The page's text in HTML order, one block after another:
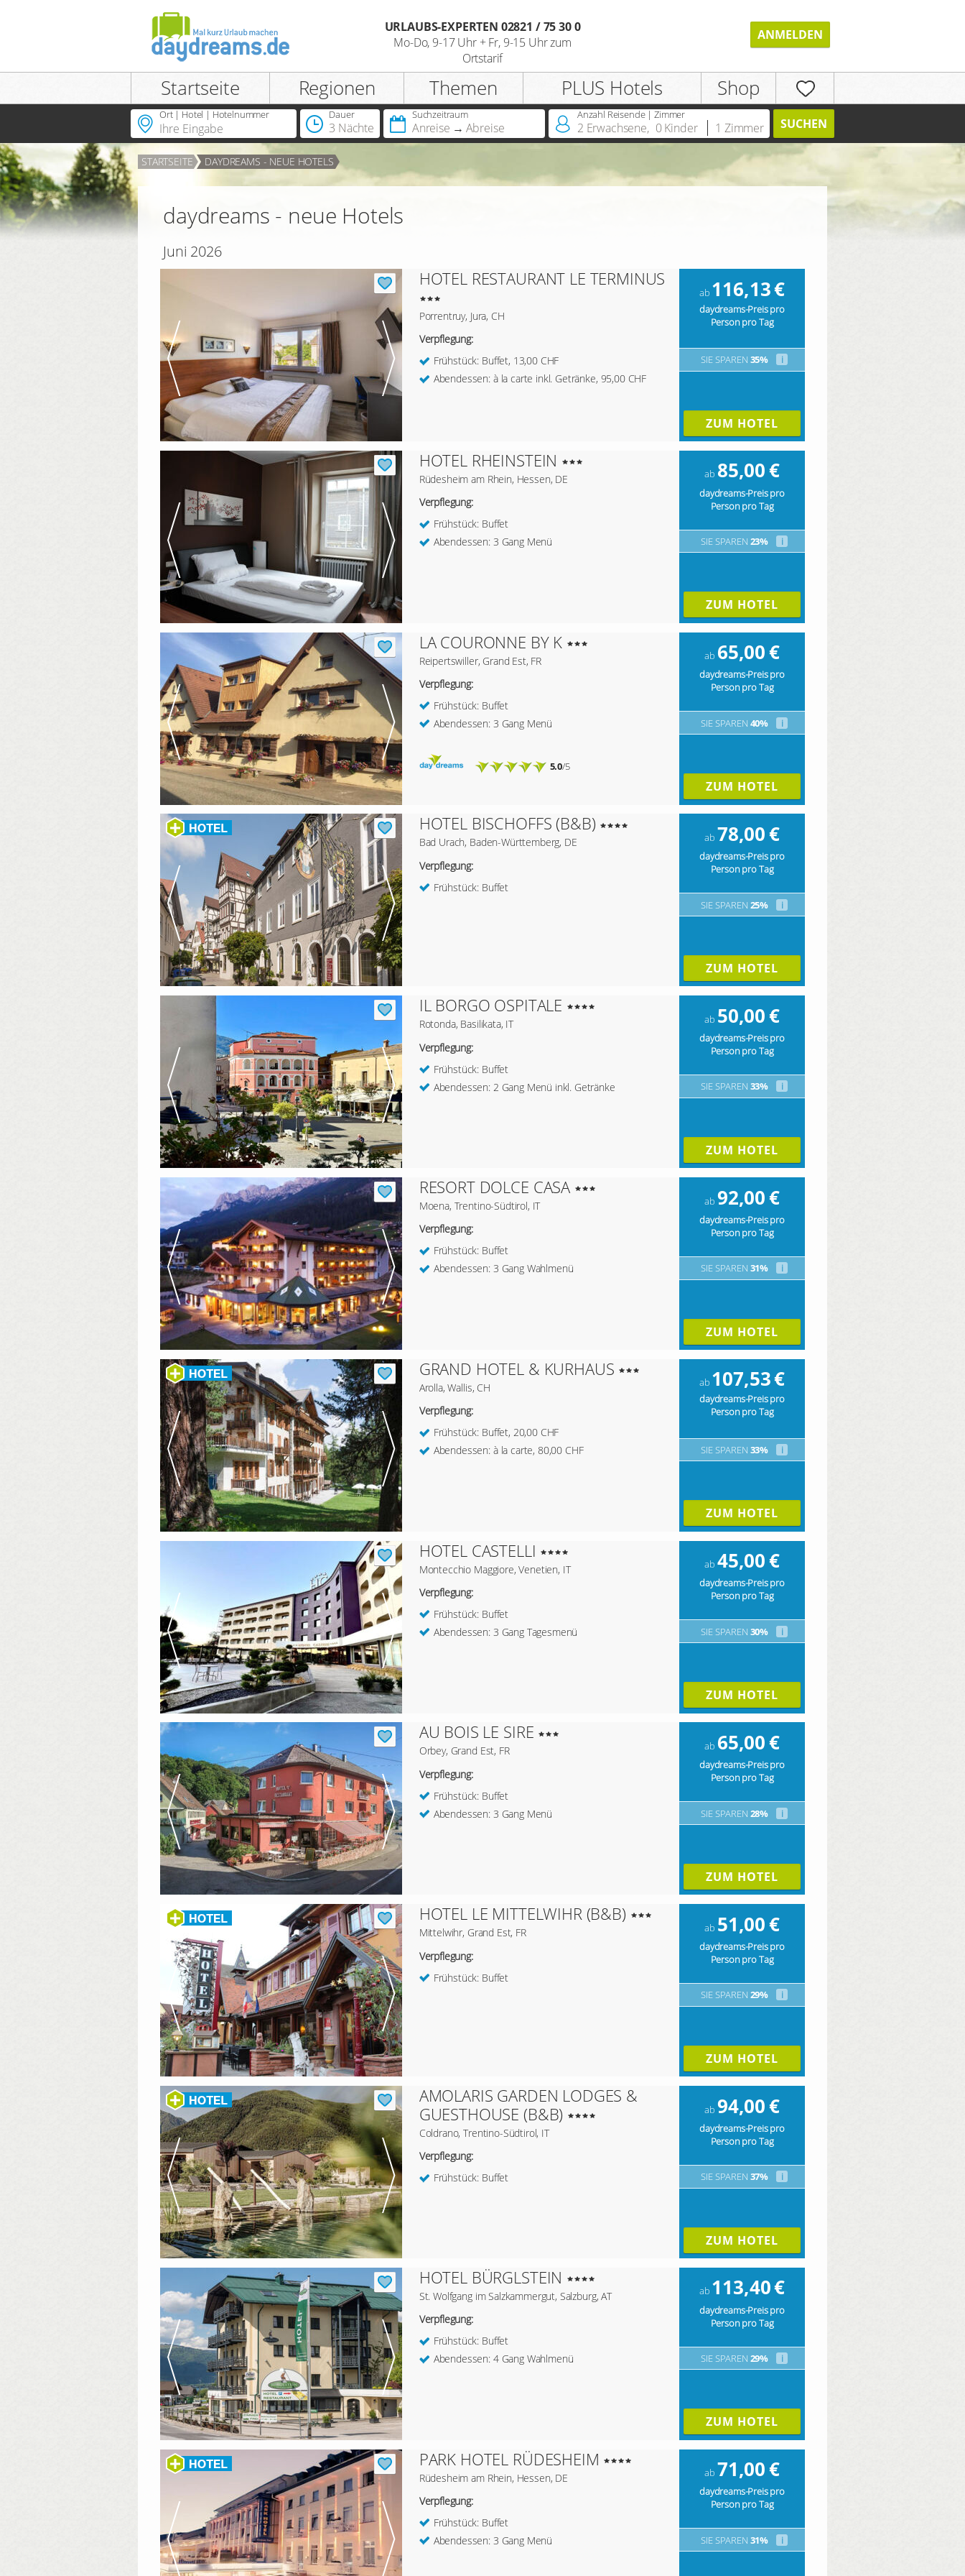
Einloggen
ANMELDEN
Passwort vergessen?
Registrieren
Jahreskarte?
Sie besitzen bereits einen
URLAUBS-EXPERTEN 02821 / 75 30 0
Mo-Do, 9-17 Uhr + Fr, 9-15 Uhr zum
Ortstarif
ANMELDEN
Startseite Regionen Themen PLUS Hotels Shop
Ort | Hotel | Hotelnummer Dauer
3 Nächte
Suchzeitraum
Anreise Abreise
Anzahl Reisende | Zimmer
2 Erwachsene, 0 Kinder 1 Zimmer SUCHEN
STARTSEITE DAYDREAMS - NEUE HOTELS
daydreams - neue Hotels
Juni 2026
HOTEL RESTAURANT LE TERMINUS
Porrentruy, Jura, CH
Verpflegung:
Frühstück: Buffet, 13,00 CHF
Abendessen: à la carte inkl. Getränke, 95,00 CHF
ab 116,13€
daydreams-Preis pro
Person pro Tag
SIE SPAREN 35% i
ZUM HOTEL
HOTEL RHEINSTEIN
Rüdesheim am Rhein, Hessen, DE
Verpflegung:
Frühstück: Buffet
Abendessen: 3 Gang Menü
ab 85,00€
daydreams-Preis pro
Person pro Tag
SIE SPAREN 23% i
ZUM HOTEL
LA COURONNE BY K
Reipertswiller, Grand Est, FR
Verpflegung:
Frühstück: Buffet
Abendessen: 3 Gang Menü
5.0/5
ab 65,00€
daydreams-Preis pro
Person pro Tag
SIE SPAREN 40% i
ZUM HOTEL
HOTEL BISCHOFFS (B&B)
Bad Urach, Baden-Württemberg, DE
Verpflegung:
Frühstück: Buffet
ab 78,00€
daydreams-Preis pro
Person pro Tag
SIE SPAREN 25% i
ZUM HOTEL
IL BORGO OSPITALE
Rotonda, Basilikata, IT
Verpflegung:
Frühstück: Buffet
Abendessen: 2 Gang Menü inkl. Getränke
ab 50,00€
daydreams-Preis pro
Person pro Tag
SIE SPAREN 33% i
ZUM HOTEL
RESORT DOLCE CASA
Moena, Trentino-Südtirol, IT
Verpflegung:
Frühstück: Buffet
Abendessen: 3 Gang Wahlmenü
ab 92,00€
daydreams-Preis pro
Person pro Tag
SIE SPAREN 31% i
ZUM HOTEL
GRAND HOTEL & KURHAUS
Arolla, Wallis, CH
Verpflegung:
Frühstück: Buffet, 20,00 CHF
Abendessen: à la carte, 80,00 CHF
ab 107,53€
daydreams-Preis pro
Person pro Tag
SIE SPAREN 33% i
ZUM HOTEL
HOTEL CASTELLI
Montecchio Maggiore, Venetien, IT
Verpflegung:
Frühstück: Buffet
Abendessen: 3 Gang Tagesmenü
ab 45,00€
daydreams-Preis pro
Person pro Tag
SIE SPAREN 30% i
ZUM HOTEL
AU BOIS LE SIRE
Orbey, Grand Est, FR
Verpflegung:
Frühstück: Buffet
Abendessen: 3 Gang Menü
ab 65,00€
daydreams-Preis pro
Person pro Tag
SIE SPAREN 28% i
ZUM HOTEL
HOTEL LE MITTELWIHR (B&B)
Mittelwihr, Grand Est, FR
Verpflegung:
Frühstück: Buffet
ab 51,00€
daydreams-Preis pro
Person pro Tag
SIE SPAREN 29% i
ZUM HOTEL
AMOLARIS GARDEN LODGES &
GUESTHOUSE (B&B)
Coldrano, Trentino-Südtirol, IT
Verpflegung:
Frühstück: Buffet
ab 94,00€
daydreams-Preis pro
Person pro Tag
SIE SPAREN 37% i
ZUM HOTEL
HOTEL BÜRGLSTEIN
St. Wolfgang im Salzkammergut, Salzburg, AT
Verpflegung:
Frühstück: Buffet
Abendessen: 4 Gang Wahlmenü
ab 113,40€
daydreams-Preis pro
Person pro Tag
SIE SPAREN 29% i
ZUM HOTEL
PARK HOTEL RÜDESHEIM
Rüdesheim am Rhein, Hessen, DE
Verpflegung:
Frühstück: Buffet
Abendessen: 3 Gang Menü
ab 71,00€
daydreams-Preis pro
Person pro Tag
SIE SPAREN 31% i